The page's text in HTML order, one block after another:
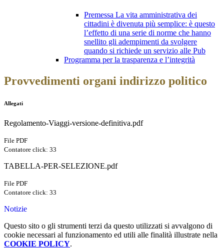
Premessa La vita amministrativa dei
cittadini è divenuta più semplice: è questo
l’effetto di una serie di norme che hanno
snellito gli adempimenti da svolgere
quando si richiede un servizio alle Pub
Programma per la trasparenza e l’integrità
Provvedimenti organi indirizzo politico
Allegati
Regolamento-Viaggi-versione-definitiva.pdf
File PDF
Contatore click: 33
TABELLA-PER-SELEZIONE.pdf
File PDF
Contatore click: 33
Notizie
Questo sito o gli strumenti terzi da questo utilizzati si avvalgono di
cookie necessari al funzionamento ed utili alle finalità illustrate nella
COOKIE POLICY.